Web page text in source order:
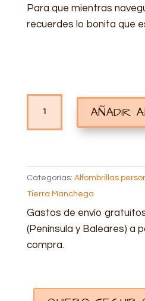
Para que mientras
recuerdes lo bonita que
ALFOMBRILLA
PERSONALIZADA
CAMPO
CANTIDAD
AÑADIR
Categorías: Alfombrillas
Tierra Manchega
Gastos de envío
(Península y Baleares) a
compra.